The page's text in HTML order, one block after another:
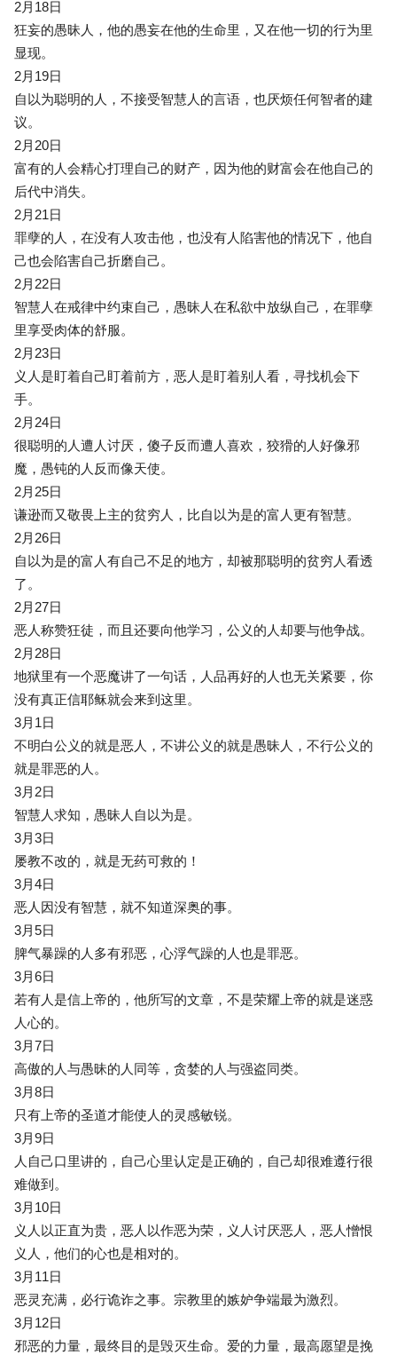
2月18日
狂妄的愚昧人，他的愚妄在他的生命里，又在他一切的行为里
显现。
2月19日
自以为聪明的人，不接受智慧人的言语，也厌烦任何智者的建
议。
2月20日
富有的人会精心打理自己的财产，因为他的财富会在他自己的
后代中消失。
2月21日
罪孽的人，在没有人攻击他，也没有人陷害他的情况下，他自
己也会陷害自己折磨自己。
2月22日
智慧人在戒律中约束自己，愚昧人在私欲中放纵自己，在罪孽
里享受肉体的舒服。
2月23日
义人是盯着自己盯着前方，恶人是盯着别人看，寻找机会下
手。
2月24日
很聪明的人遭人讨厌，傻子反而遭人喜欢，狡猾的人好像邪
魔，愚钝的人反而像天使。
2月25日
谦逊而又敬畏上主的贫穷人，比自以为是的富人更有智慧。
2月26日
自以为是的富人有自己不足的地方，却被那聪明的贫穷人看透
了。
2月27日
恶人称赞狂徒，而且还要向他学习，公义的人却要与他争战。
2月28日
地狱里有一个恶魔讲了一句话，人品再好的人也无关紧要，你
没有真正信耶稣就会来到这里。
3月1日
不明白公义的就是恶人，不讲公义的就是愚昧人，不行公义的
就是罪恶的人。
3月2日
智慧人求知，愚昧人自以为是。
3月3日
屡教不改的，就是无药可救的！
3月4日
恶人因没有智慧，就不知道深奥的事。
3月5日
脾气暴躁的人多有邪恶，心浮气躁的人也是罪恶。
3月6日
若有人是信上帝的，他所写的文章，不是荣耀上帝的就是迷惑
人心的。
3月7日
高傲的人与愚昧的人同等，贪婪的人与强盗同类。
3月8日
只有上帝的圣道才能使人的灵感敏锐。
3月9日
人自己口里讲的，自己心里认定是正确的，自己却很难遵行很
难做到。
3月10日
义人以正直为贵，恶人以作恶为荣，义人讨厌恶人，恶人憎恨
义人，他们的心也是相对的。
3月11日
恶灵充满，必行诡诈之事。宗教里的嫉妒争端最为激烈。
3月12日
邪恶的力量，最终目的是毁灭生命。爱的力量，最高愿望是挽